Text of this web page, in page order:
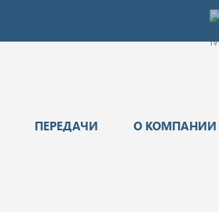
ПЕРЕДАЧИ О КОМПАНИИ